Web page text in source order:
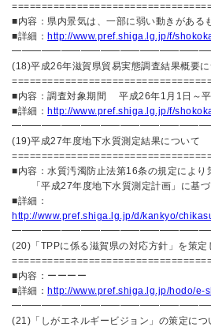
■内容：県内景気は、一部に弱い動きがある
■詳細： http://www.pref.shiga.lg.jp/f/
(18)平成26年滋賀県貿易実態調査結果概要に
■内容：調査対象期間 平成26年1月1
■詳細： http://www.pref.shiga.lg.jp/f/
(19)平成27年度地下水質測定結果につ
■内容：水質汚濁防止法第16条の規定により
「平成27年度地下水質測定計画」に基づ
■詳細：
http://www.pref.shiga.lg.jp/d/kankyo/
(20)「TPPに係る滋賀県の対応方針」を策定
■内容：ーーーー
■詳細： http://www.pref.shiga.lg.jp/hodo/e-
(21)「しがエネルギービジョン」の策定